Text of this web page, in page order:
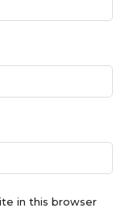
in this browser